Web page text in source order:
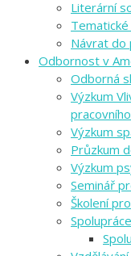
Literární
Návrat do
Odbornost v
Odborná
Výzkum
Výzkum
Průzkum
Výzkum
Seminář
Školení
Spolupráce